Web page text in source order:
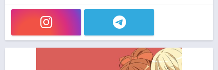
One Piece: L'ultima esibizione (ITA)
Special - 2003 - 45 min/ep
One Piece Movie 05: Norowareta Seiken
Movie - 2004 - 1h e 35 min/ep